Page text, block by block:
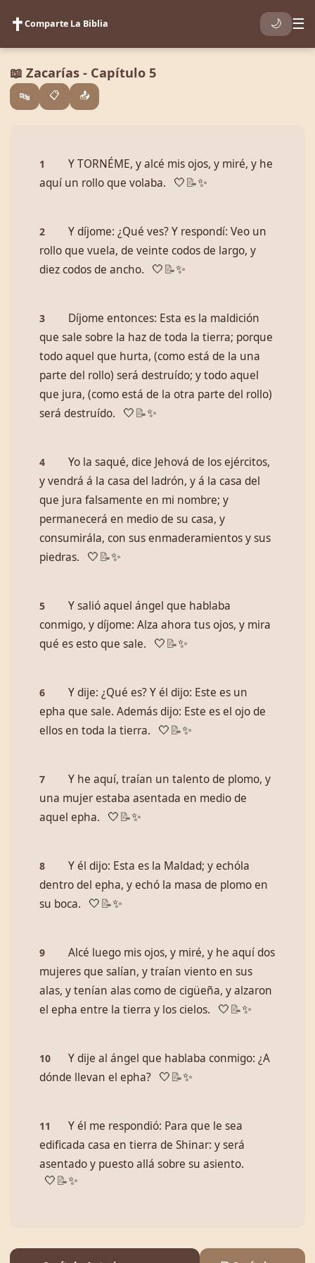
✝️Comparte La Biblia 🌙 ☰
📖 Zacarías - Capítulo 5
🔤 📋 📤
1
Y TORNÉME, y alcé mis ojos, y miré, y he
aquí un rollo que volaba.
🤍 📝✨
2
Y díjome: ¿Qué ves? Y respondí: Veo un
rollo que vuela, de veinte codos de largo, y
diez codos de ancho.
🤍 📝✨
3
Díjome entonces: Esta es la maldición
que sale sobre la haz de toda la tierra; porque
todo aquel que hurta, (como está de la una
parte del rollo) será destruído; y todo aquel
que jura, (como está de la otra parte del rollo)
será destruído.
🤍 📝✨
4
Yo la saqué, dice Jehová de los ejércitos,
y vendrá á la casa del ladrón, y á la casa del
que jura falsamente en mi nombre; y
permanecerá en medio de su casa, y
consumirála, con sus enmaderamientos y sus
piedras.
🤍 📝✨
5
Y salió aquel ángel que hablaba
conmigo, y díjome: Alza ahora tus ojos, y mira
qué es esto que sale.
🤍 📝✨
6
Y dije: ¿Qué es? Y él dijo: Este es un
epha que sale. Además dijo: Este es el ojo de
ellos en toda la tierra.
🤍 📝✨
7
Y he aquí, traían un talento de plomo, y
una mujer estaba asentada en medio de
aquel epha.
🤍 📝✨
8
Y él dijo: Esta es la Maldad; y echóla
dentro del epha, y echó la masa de plomo en
su boca.
🤍 📝✨
9
Alcé luego mis ojos, y miré, y he aquí dos
mujeres que salían, y traían viento en sus
alas, y tenían alas como de cigüeña, y alzaron
el epha entre la tierra y los cielos.
🤍 📝✨
10
Y dije al ángel que hablaba conmigo: ¿A
dónde llevan el epha?
🤍 📝✨
11
Y él me respondió: Para que le sea
edificada casa en tierra de Shinar: y será
asentado y puesto allá sobre su asiento.
🤍 📝✨